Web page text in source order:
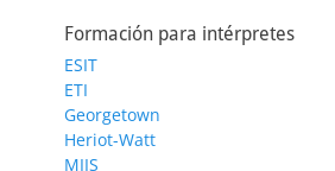
Formación para intérpretes
ESIT
ETI
Georgetown
Heriot-Watt
MIIS